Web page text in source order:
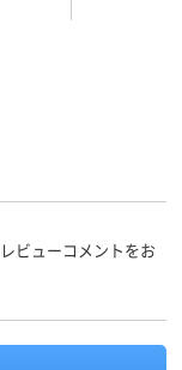
ビューコメントをお